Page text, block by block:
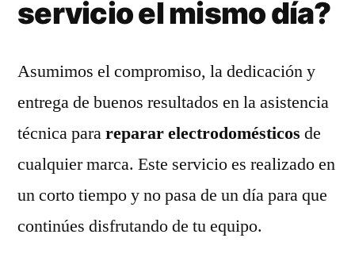
servicio el mismo día?
Asumimos el compromiso, la dedicación y
entrega de buenos resultados en la asistencia
técnica parareparar electrodomésticos de
cualquier marca. Este servicio es realizado en
un corto tiempo y no pasa de un día para que
continúes disfrutando de tu equipo.